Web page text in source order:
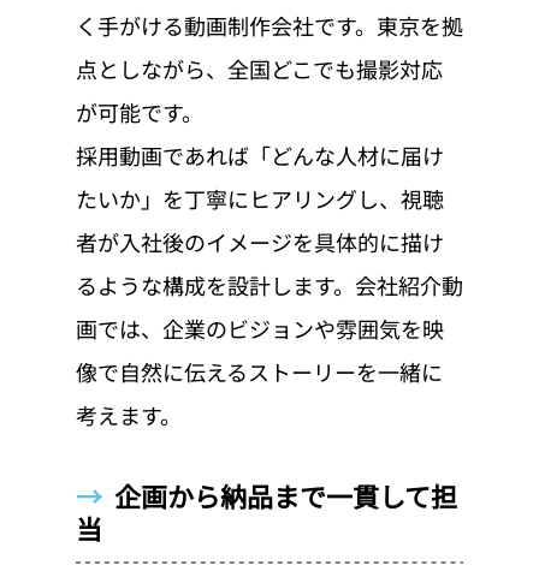
く手がける動画制作会社です。東京を拠
点としながら、全国どこでも撮影対応
が可能です。
採用動画であれば「どんな人材に届け
たいか」を丁寧にヒアリングし、視聴
者が入社後のイメージを具体的に描け
るような構成を設計します。会社紹介動
画では、企業のビジョンや雰囲気を映
像で自然に伝えるストーリーを一緒に
考えます。
→ 企画から納品まで一貫して担
当